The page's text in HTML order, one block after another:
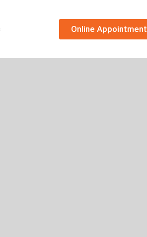
Online Appointment